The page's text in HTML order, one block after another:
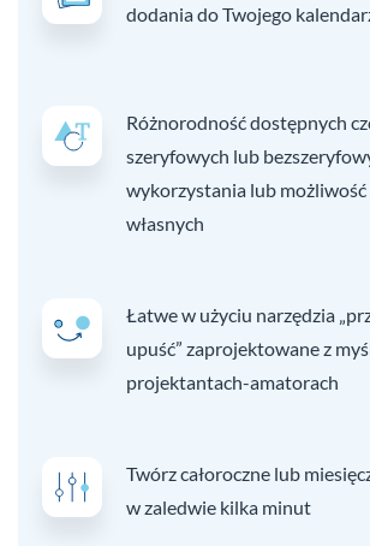
dodania do Twojego
Różnorodność dostępnych
szeryfowych lub
wykorzystania lub możliwość
własnych
Łatwe w użyciu narzędzia
upuść” zaprojektowane z
projektantach-amatorach
Twórz całoroczne lub
w zaledwie kilka minut